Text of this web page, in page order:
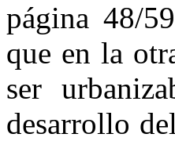
página 48/
que en la
ser
desarrollo